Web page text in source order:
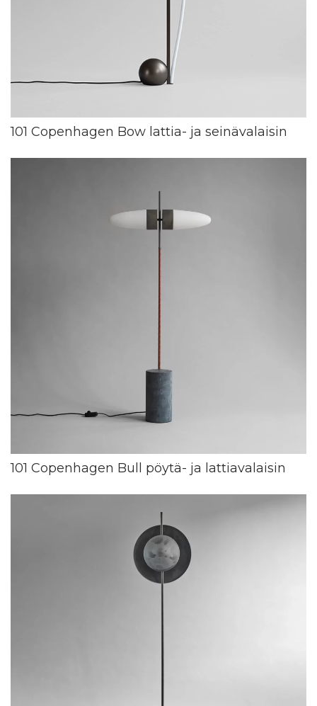
101 Copenhagen Bow lattia- ja seinävalaisin
101 Copenhagen Bull pöytä- ja lattiavalaisin